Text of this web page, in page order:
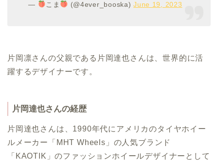
— こま (@4ever_booska)June 19, 2023
片岡凛さんの父親である片岡達也さんは、世界的に活
躍するデザイナーです。
片岡達也さんの経歴
片岡達也さんは、1990年代にアメリカのタイヤホイー
ルメーカー「MHT Wheels」の人気ブランド
「KAOTIK」のファッションホイールデザイナーとして